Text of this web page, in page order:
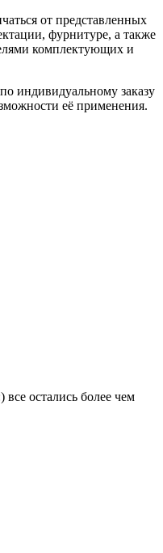
от представленных
фурнитуре, а также
комплектующих и
индивидуальному заказу
её применения.
остались более чем